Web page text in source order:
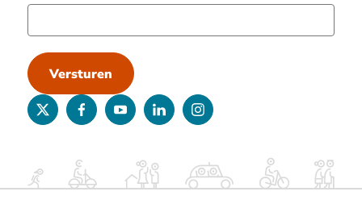
Versturen
twitterfacebookyoutubelinkedininstagram